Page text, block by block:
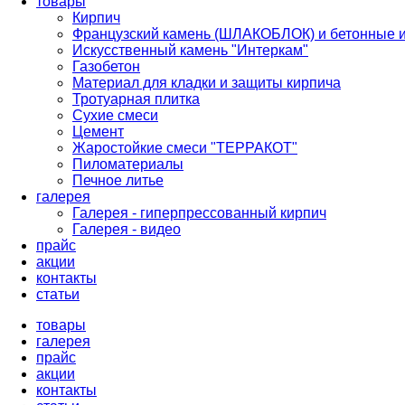
Кирпич
Французский камень (ШЛАКОБЛОК) и бетонные
Искусственный камень "Интеркам"
Газобетон
Материал для кладки и защиты кирпича
Тротуарная плитка
Сухие смеси
Цемент
Жаростойкие смеси "ТЕРРАКОТ"
Пиломатериалы
Печное литье
галерея
Галерея - гиперпрессованный кирпич
Галерея - видео
прайс
акции
контакты
cтатьи
товары
галерея
прайс
акции
контакты